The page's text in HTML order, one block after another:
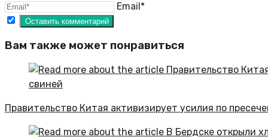
Email*
Вам также может понравиться
Правительство Китая активизирует усилия по